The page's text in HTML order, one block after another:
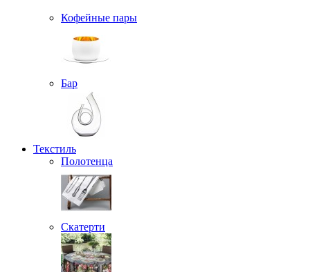
Кофейные пары
Бар
Текстиль
Полотенца
Скатерти